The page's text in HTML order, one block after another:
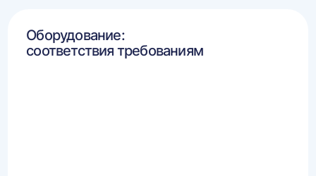
Оборудование:
соответствия требованиям